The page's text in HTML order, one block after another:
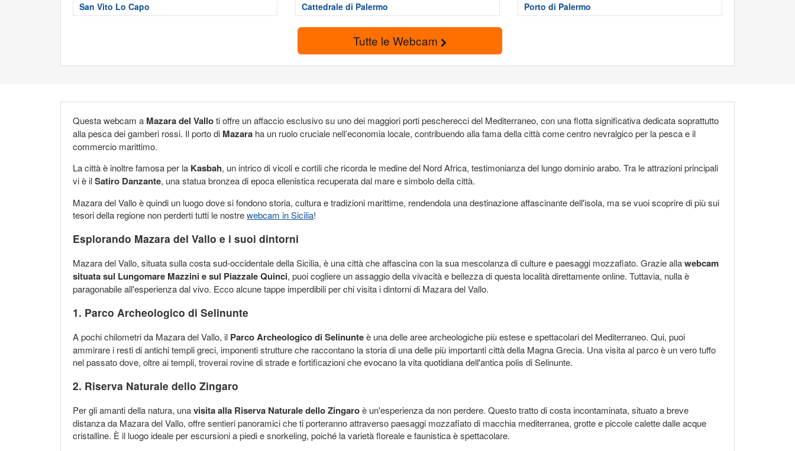
San Vito Lo Capo Cattedrale di Palermo Porto di Palermo
Tutte le Webcam
Questa webcam a Mazara del Valloti offre un affaccio esclusivo su uno dei maggiori porti pescherecci del Mediterraneo, con una flotta significativa dedicata soprattutto
alla pesca dei gamberi rossi. Il porto di Mazara ha un ruolo cruciale nell’economia locale, contribuendo alla fama della città come centro nevralgico per la pesca e il
commercio marittimo.
La città è inoltre famosa per la Kasbah, un intrico di vicoli e cortili che ricorda le medine del Nord Africa, testimonianza del lungo dominio arabo. Tra le attrazioni principali
vi è ilSatiro Danzante, una statua bronzea di epoca ellenistica recuperata dal mare e simbolo della città.
Mazara del Vallo è quindi un luogo dove si fondono storia, cultura e tradizioni marittime, rendendola una destinazione affascinante dell'isola, ma se vuoi scoprire di più sui
tesori della regione non perderti tutti le nostrewebcam in Sicilia!
Esplorando Mazara del Vallo e i suoi dintorni
Mazara del Vallo, situata sulla costa sud-occidentale della Sicilia, è una città che affascina con la sua mescolanza di culture e paesaggi mozzafiato. Grazie allawebcam
situata sul Lungomare Mazzini e sul Piazzale Quinci, puoi cogliere un assaggio della vivacità e bellezza di questa località direttamente online. Tuttavia, nulla è
paragonabile all'esperienza dal vivo. Ecco alcune tappe imperdibili per chi visita i dintorni di Mazara del Vallo.
1. Parco Archeologico di Selinunte
A pochi chilometri da Mazara del Vallo, il Parco Archeologico di Selinunteè una delle aree archeologiche più estese e spettacolari del Mediterraneo. Qui, puoi
ammirare i resti di antichi templi greci, imponenti strutture che raccontano la storia di una delle più importanti città della Magna Grecia. Una visita al parco è un vero tuffo
nel passato dove, oltre ai templi, troverai rovine di strade e fortificazioni che evocano la vita quotidiana dell'antica polis di Selinunte.
2. Riserva Naturale dello Zingaro
Per gli amanti della natura, unavisita alla Riserva Naturale dello Zingaroè un'esperienza da non perdere. Questo tratto di costa incontaminata, situato a breve
distanza da Mazara del Vallo, offre sentieri panoramici che ti porteranno attraverso paesaggi mozzafiato di macchia mediterranea, grotte e piccole calette dalle acque
cristalline. È il luogo ideale per escursioni a piedi e snorkeling, poiché la varietà floreale e faunistica è spettacolare.